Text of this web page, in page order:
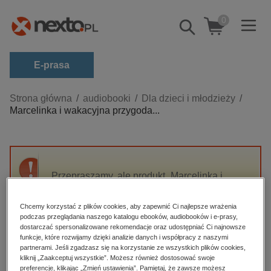
Pokaż/schowaj
wyszukiwarkę
0
E-prasa
Kategorie
Zobacz wszystkie E-prasa
budownictwo, aranżacja wnętrz
darmowe wydania
edukacja
hobby, sport, rozrywka
komputery, internet, technologie, informatyka
Strona główna audiobooki
Dla dzieci i młodzieży
Marcelinka i wakacyjna przygoda...
Przepraszamy, ale produkt „Marcelinka i
High-contrast mode
Polecane
Chcemy korzystać z plików cookies, aby zapewnić Ci najlepsze wrażenia
podczas przeglądania naszego katalogu ebooków, audiobooków i e-prasy,
dostarczać spersonalizowane rekomendacje oraz udostępniać Ci najnowsze
funkcje, które rozwijamy dzięki analizie danych i współpracy z naszymi
partnerami. Jeśli zgadzasz się na korzystanie ze wszystkich plików cookies,
kliknij „Zaakceptuj wszystkie”. Możesz również dostosować swoje
preferencje, klikając „Zmień ustawienia”. Pamiętaj, że zawsze możesz